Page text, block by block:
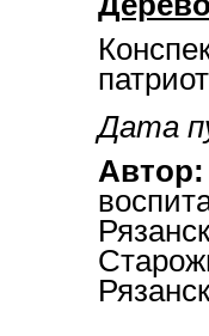
Дата
Автор: